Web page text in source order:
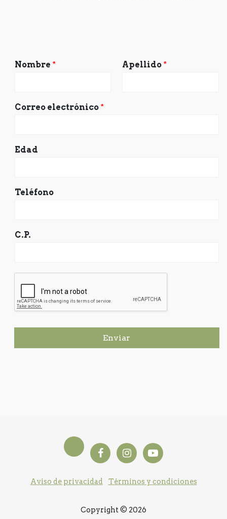
Nombre * Apellido *
Correo electrónico *
Edad
Teléfono
C.P.
Enviar
Copyright © 2026
Aviso de privacidad Términos y condiciones